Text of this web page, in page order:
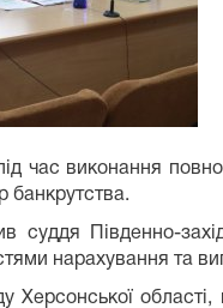
час виконання
банкрутства.
суддя Південно-
нарахування та
Херсонської